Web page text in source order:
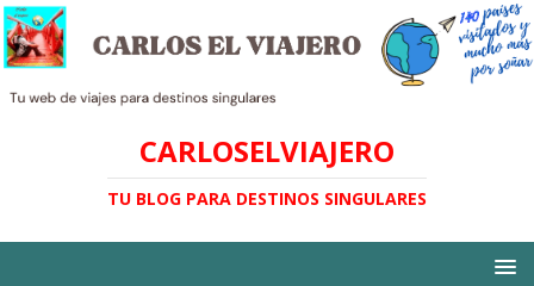
CARLOSELVIAJERO
TU BLOG PARA DESTINOS SINGULARES